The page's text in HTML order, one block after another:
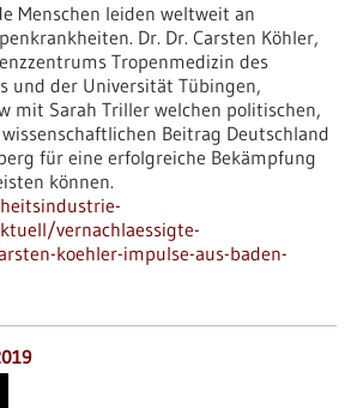
Menschen leiden weltweit an
Dr. Dr. Carsten Köhler,
Tropenmedizin des
und der Universität Tübingen,
mit Sarah Triller welchen politischen,
Beitrag Deutschland
für eine erfolgreiche Bekämpfung
können.
vernachlaessigte-
koehler-impulse-aus-baden-